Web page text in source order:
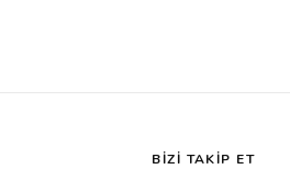
BIZI TAKIP ET